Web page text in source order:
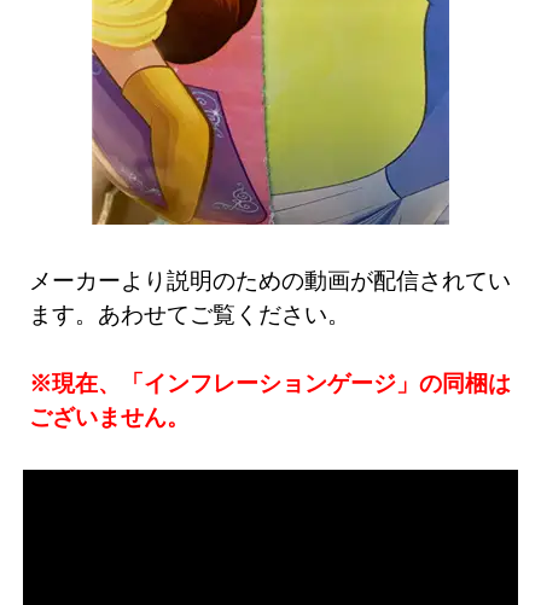
メーカーより説明のための動画が配信されてい
ます。あわせてご覧ください。
※現在、「インフレーションゲージ」の同梱は
ございません。